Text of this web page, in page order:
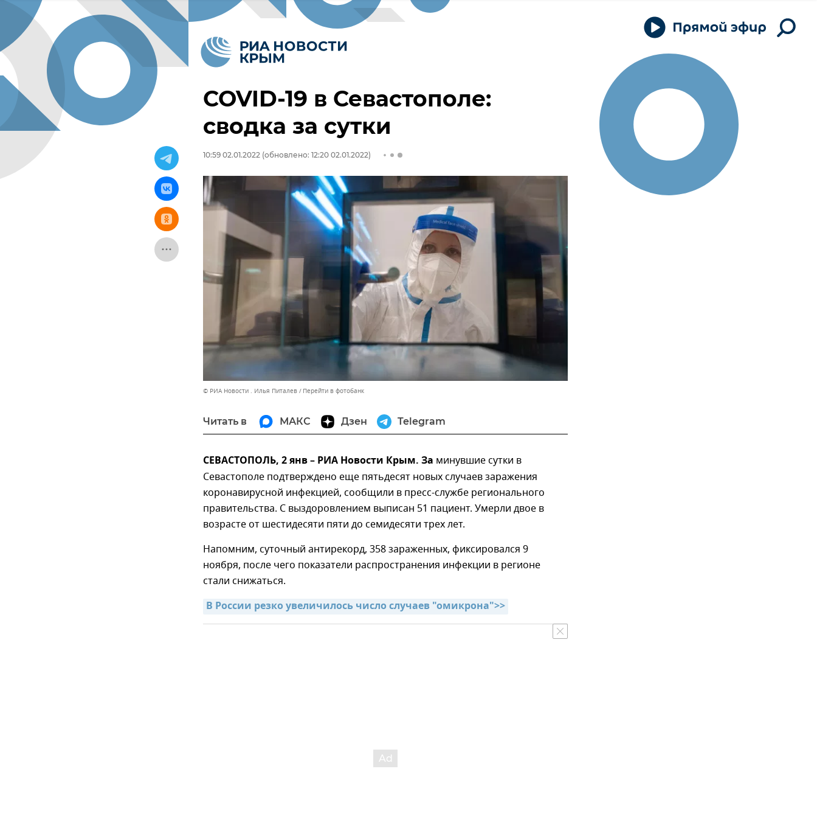
COVID-19 в Севастополе:
сводка за сутки
10:59 02.01.2022 (обновлено: 12:20 02.01.2022)
© РИА Новости . Илья Питалев Перейти в фотобанк
Читать в МАКС Дзен Telegram
СЕВАСТОПОЛЬ, 2 янв – РИА Новости Крым. За минувшие сутки в
Севастополе подтверждено еще пятьдесят новых случаев заражения
коронавирусной инфекцией, сообщили в пресс-службе регионального
правительства. С выздоровлением выписан 51 пациент. Умерли двое в
возрасте от шестидесяти пяти до семидесяти трех лет.
Напомним, суточный антирекорд, 358 зараженных, фиксировался 9
ноября, после чего показатели распространения инфекции в регионе
стали снижаться.
В России резко увеличилось число случаев "омикрона">>